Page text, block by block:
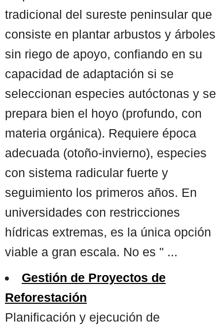
tradicional del sureste peninsular que
consiste en plantar arbustos y árboles
sin riego de apoyo, confiando en su
capacidad de adaptación si se
seleccionan especies autóctonas y se
prepara bien el hoyo (profundo, con
materia orgánica). Requiere época
adecuada (otoño-invierno), especies
con sistema radicular fuerte y
seguimiento los primeros años. En
universidades con restricciones
hídricas extremas, es la única opción
viable a gran escala. No es " ...
Gestión de Proyectos de
Reforestación
Planificación y ejecución de